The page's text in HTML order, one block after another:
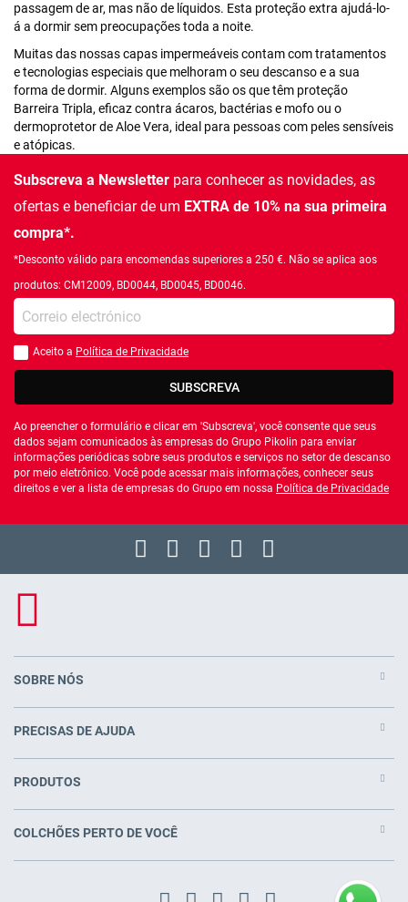
passagem de ar, mas não de líquidos. Esta proteção extra ajudá-lo-
á a dormir sem preocupações toda a noite.
Muitas das nossas capas impermeáveis contam com tratamentos
e tecnologias especiais que melhoram o seu descanso e a sua
forma de dormir. Alguns exemplos são os que têm proteção
Barreira Tripla, eficaz contra ácaros, bactérias e mofo ou o
dermoprotetor de Aloe Vera, ideal para pessoas com peles sensíveis
e atópicas.
Subscreva a Newsletter para conhecer as novidades, as
ofertas e beneficiar de um EXTRA de 10% na sua primeira
compra*.
*Desconto válido para encomendas superiores a 250 €. Não se aplica aos
produtos: CM12009, BD0044, BD0045, BD0046.
Introduza o seu email
Você deve aceitar a política de privacidade
Aceito a Política de Privacidade
SUBSCREVA
Ao preencher o formulário e clicar em 'Subscreva', você consente que seus
dados sejam comunicados às empresas do Grupo Pikolin para enviar
informações periódicas sobre seus produtos e serviços no setor de descanso
por meio eletrônico. Você pode acessar mais informações, conhecer seus
direitos e ver a lista de empresas do Grupo em nossa Política de Privacidade
SOBRE NÓS
PRECISAS DE AJUDA
PRODUTOS
COLCHÕES PERTO DE VOCÊ